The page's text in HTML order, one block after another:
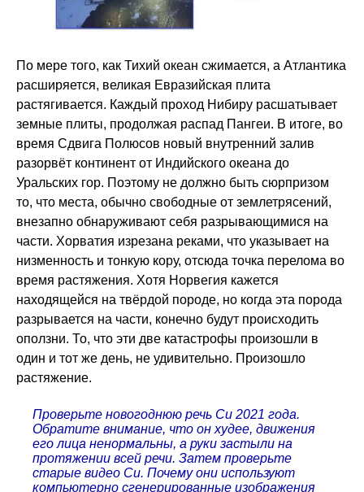
По мере того, как Тихий океан сжимается, а Атлантика
расширяется, великая Евразийская плита
растягивается. Каждый проход Нибиру расшатывает
земные плиты, продолжая распад Пангеи. В итоге, во
время Сдвига Полюсов новый внутренний залив
разорвёт континент от Индийского океана до
Уральских гор. Поэтому не должно быть сюрпризом
то, что места, обычно свободные от землетрясений,
внезапно обнаруживают себя разрывающимися на
части. Хорватия изрезана реками, что указывает на
низменность и тонкую кору, отсюда точка перелома во
время растяжения. Хотя Норвегия кажется
находящейся на твёрдой породе, но когда эта порода
разрывается на части, конечно будут происходить
оползни. То, что эти две катастрофы произошли в
один и тот же день, не удивительно. Произошло
растяжение.
Проверьте новогоднюю речь Си 2021 года.
Обратите внимание, что он худее, движения
его лица ненормальны, а руки застыли на
протяжении всей речи. Затем проверьте
старые видео Си. Почему они используют
компьютерно сгенерированные изображения